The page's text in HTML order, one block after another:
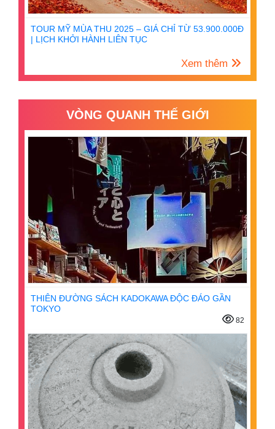
TOUR MỸ MÙA THU 2025 – GIÁ CHỈ TỪ 53.900.000Đ
| LỊCH KHỞI HÀNH LIÊN TỤC
Xem thêm
VÒNG QUANH THẾ GIỚI
THIÊN ĐƯỜNG SÁCH KADOKAWA ĐỘC ĐÁO GẦN
TOKYO
82